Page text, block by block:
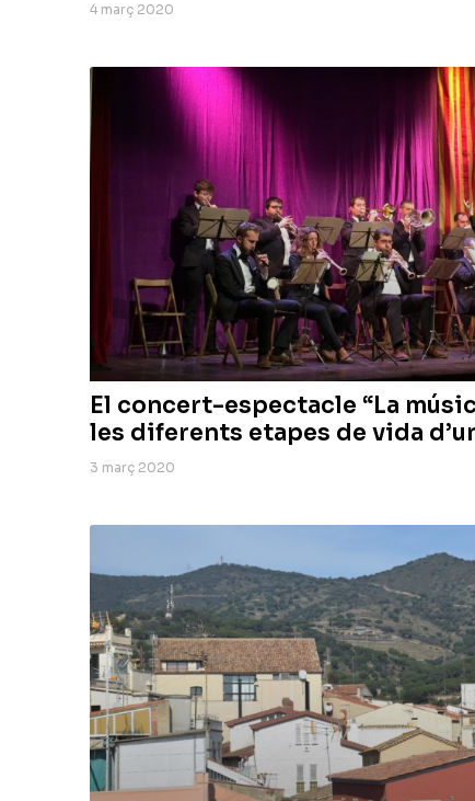
4 març 2020
El concert-espectacle “La
les diferents etapes de vida
3 març 2020